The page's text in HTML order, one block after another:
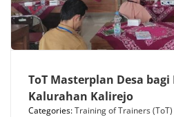
ToT Masterplan Desa
Kalurahan Kalirejo
Categories:Training of Trainers (ToT)